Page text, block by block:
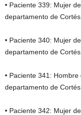
• Paciente 339: Mujer
departamento de Cortés.
• Paciente 340: Mujer
departamento de Cortés.
• Paciente 341:
departamento de Cortés.
• Paciente 342: Mujer